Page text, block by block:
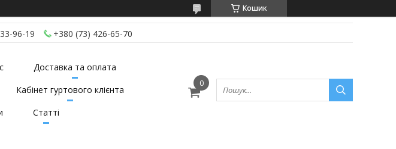
Кошик
96-19 +380 (73) 426-65-70
Доставка та оплата
Кабінет гуртового клієнта
Статті